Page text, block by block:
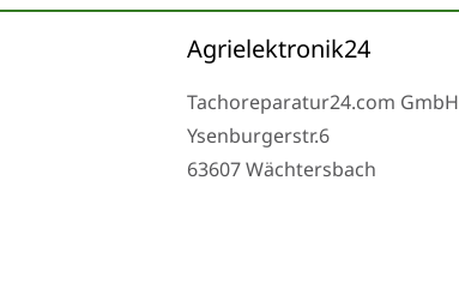
Agrielektronik24
Tachoreparatur24.com GmbH
Ysenburgerstr.6
63607 Wächtersbach